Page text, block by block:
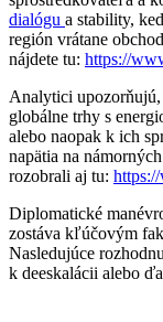
dialógu a stability,
región vrátane
nájdete tu: https://
Analytici
globálne trhy s
alebo naopak k ich
napätia na
rozobrali aj tu:
Diplomatické
zostáva kľúčovým
Nasledujúce
k deeskalácii alebo